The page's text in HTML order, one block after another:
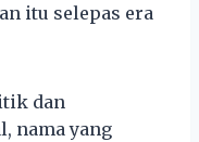
itu selepas era
dan
nama yang